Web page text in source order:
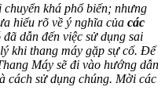
khá phổ biến; nhưng
hiểu rõ về ý nghĩa của các
dẫn đến việc sử dụng sai
khi thang máy gặp sự cố. Để
Máy sẽ đi vào hướng dẫn
cách sử dụng chúng. Mời các